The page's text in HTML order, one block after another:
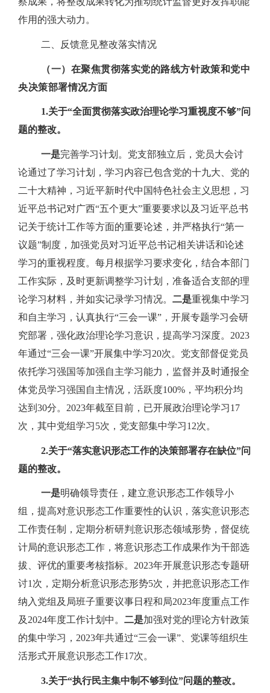
作用的强大动力。
二、 反馈意见整改落实情况
（一）在聚焦贯彻落实党的路线方针政策和党中
央决策部署情况方面
1.关于“全面贯彻落实政治理论学习重视度不够”问
题的整改。
一是完善学习计划。党支部独立后，党员大会讨
论通过了学习计划，学习内容已包含党的十九大、党的
二十大精神，习近平新时代中国特色社会主义思想，习
近平总书记对广西“五个更大”重要要求以及习近平总书
记关于统计工作等方面的重要论述，并严格执行“第一
议题”制度，加强党员对习近平总书记相关讲话和论述
学习的重视程度。每月根据学习要求变化，结合本部门
工作实际，及时更新调整学习计划，准备适合支部的理
论学习材料，并如实记录学习情况。 二是重视集中学习
和自主学习，认真执行“三会一课”，开展专题学习会研
究部署，强化政治理论学习意识，提高学习深度。 2023
年通过“三会一课”开展集中学习20次。党支部督促党员
依托学习强国等加强自主学习能力，监督并及时通报全
体党员学习强国自主情况，活跃度100% ，平均积分均
达到 30分。 2023年截至目前，已开展政治理论学习17
次，其中党组学习5次，党支部集中学习12次。
2.关于“落实意识形态工作的决策部署存在缺位”问
题的整改。
一是明确领导责任，建立意识形态工作领导小
组，提高对意识形态工作重要性的认识，落实意识形态
工作责任制，定期分析研判意识形态领域形势，督促统
计局的意识形态工作，将意识形态工作成果作为干部选
拔、评优的重要考核指标。 2023年开展意识形态专题研
讨1 次，定期分析意识形态形势5次，并把意识形态工作
纳入党组及局班子重要议事日程和局2023年度重点工作
及 2024年度工作计划中。 二是加强对党的理论方针政策
的集中学习， 2023年共通过“三会一课”、党课等组织生
活形式开展意识形态工作17次。
3.关于“执行民主集中制不够到位”问题的整改。